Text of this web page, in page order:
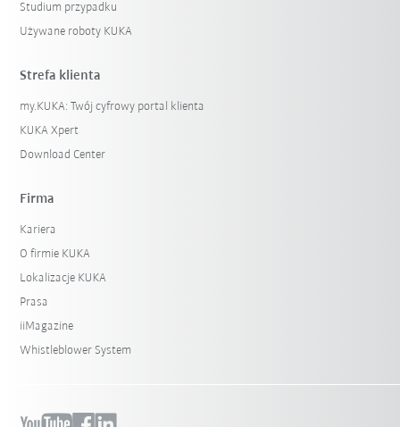
Studium przypadku
Używane roboty KUKA
Strefa klienta
my.KUKA: Twój cyfrowy portal klienta
KUKA Xpert
Download Center
Firma
Kariera
O firmie KUKA
Lokalizacje KUKA
Prasa
iiMagazine
Whistleblower System